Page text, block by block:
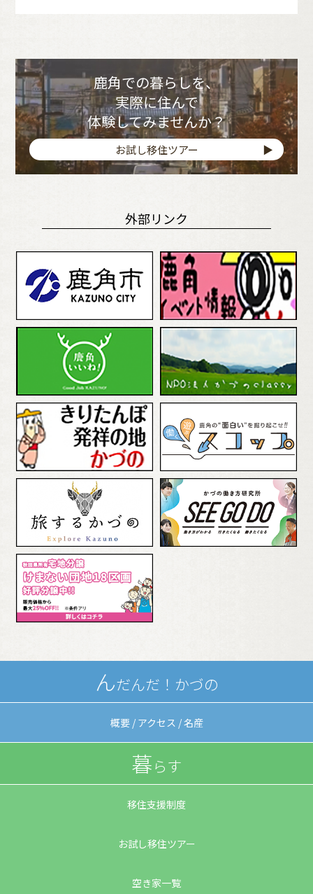
鹿角での暮らしを、
実際に住んで
体験してみませんか？
お試し移住ツアー
外部リンク
んだんだ！ かづの
概要 / アクセス / 名産
暮らす
移住支援制度
お試し移住ツアー
空き家一覧